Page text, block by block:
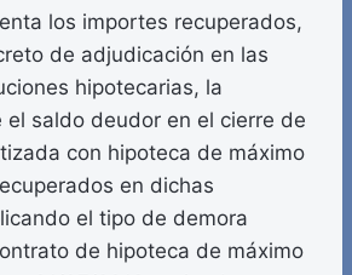
los importes recuperados,
de adjudicación en las
hipotecarias, la
el saldo deudor en el cierre de
con hipoteca de máximo
en dichas
el tipo de demora
de hipoteca de máximo